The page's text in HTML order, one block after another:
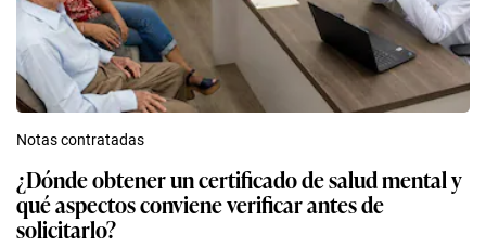
Notas contratadas
¿Dónde obtener un certificado de salud mental y
qué aspectos conviene verificar antes de
solicitarlo?